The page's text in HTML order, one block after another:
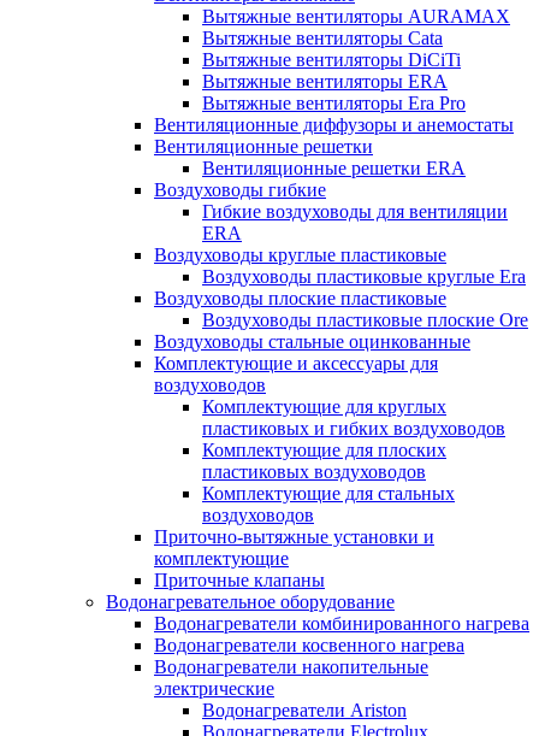
Вытяжные вентиляторы AURAMAX
Вытяжные вентиляторы Cata
Вытяжные вентиляторы DiCiTi
Вытяжные вентиляторы ERA
Вытяжные вентиляторы Era Pro
Вентиляционные диффузоры и анемостаты
Вентиляционные решетки
Вентиляционные решетки ERA
Воздуховоды гибкие
Гибкие воздуховоды для вентиляции
ERA
Воздуховоды круглые пластиковые
Воздуховоды пластиковые круглые Era
Воздуховоды плоские пластиковые
Воздуховоды пластиковые плоские Ore
Воздуховоды стальные оцинкованные
Комплектующие и аксессуары для
воздуховодов
Комплектующие для круглых
пластиковых и гибких воздуховодов
Комплектующие для плоских
пластиковых воздуховодов
Комплектующие для стальных
воздуховодов
Приточно-вытяжные установки и
комплектующие
Приточные клапаны
Водонагревательное оборудование
Водонагреватели комбинированного нагрева
Водонагреватели косвенного нагрева
Водонагреватели накопительные
электрические
Водонагреватели Ariston